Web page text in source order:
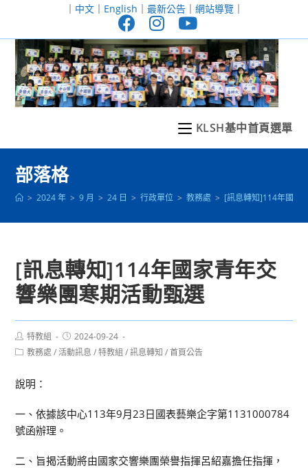
至
｜ 中文｜ English ｜ 最新公告｜ 網站導覽｜
KLSH基中首頁選單
部落格
> 2024 年 > 9 月 > 24 日 > 行政單位 > 教務處 > [訊息轉知]114年國家
[訊息轉知]114年國家青年交
響樂團寒期活動甄選
Post
author:
特教組
Post
published:
2024-09-24
Post教務處 / 活動訊息 / 特教組 / 訊息轉知 / 首頁公告
說明：
一、依據該中心113年9月23日國表藝樂企字第1131000784
號函辦理。
二、旨揭活動將由國家交響樂團榮譽指揮呂紹嘉擔任指揮，